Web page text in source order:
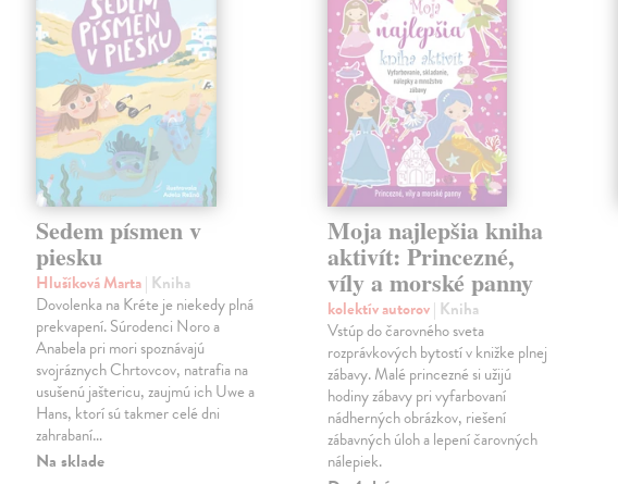
Sedem písmen v
piesku
Hlušíková Marta| Kniha
Dovolenka na Kréte je niekedy plná
prekvapení. Súrodenci Noro a
Anabela pri mori spoznávajú
svojráznych Chrtovcov, natrafia na
usušenú jaštericu, zaujmú ich Uwe a
Hans, ktorí sú takmer celé dni
zahrabaní…
Na sklade
Moja najlepšia kniha
aktivít: Princezné,
víly a morské panny
kolektív autorov| Kniha
Vstúp do čarovného sveta
rozprávkových bytostí v knižke plnej
zábavy. Malé princezné si užijú
hodiny zábavy pri vyfarbovaní
nádherných obrázkov, riešení
zábavných úloh a lepení čarovných
nálepiek.